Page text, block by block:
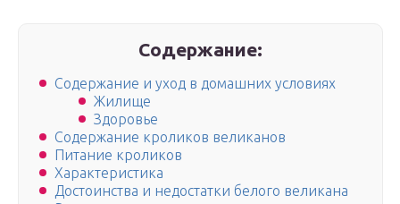
Содержание:
Содержание и уход в домашних условиях
Жилище
Здоровье
Содержание кроликов великанов
Питание кроликов
Характеристика
Достоинства и недостатки белого великана